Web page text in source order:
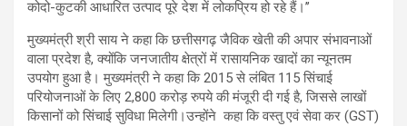
कोदो-कुटकी आधारित उत्पाद पूरे देश में लोकप्रिय हो रहे हैं।’’
मुख्यमंत्री श्री साय ने कहा कि छत्तीसगढ़ जैविक खेती की अपार संभावनाओं
वाला प्रदेश है, क्योंकि जनजातीय क्षेत्रों में रासायनिक खादों का न्यूनतम
उपयोग हुआ है। मुख्यमंत्री ने कहा कि 2015 से लंबित 115 सिंचाई
परियोजनाओं के लिए 2,800 करोड़ रुपये की मंजूरी दी गई है, जिससे लाखों
किसानों को सिंचाई सुविधा मिलेगी।उन्होंने कहा कि वस्तु एवं सेवा कर (GST)